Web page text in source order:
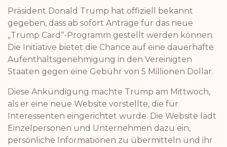
Präsident Donald Trump hat offiziell bekannt
gegeben, dass ab sofort Anträge für das neue
„Trump Card“-Programm gestellt werden können.
Die Initiative bietet die Chance auf eine dauerhafte
Aufenthaltsgenehmigung in den Vereinigten
Staaten gegen eine Gebühr von 5 Millionen Dollar.
Diese Ankündigung machte Trump am Mittwoch,
als er eine neue Website vorstellte, die für
Interessenten eingerichtet wurde. Die Website lädt
Einzelpersonen und Unternehmen dazu ein,
persönliche Informationen zu übermitteln und ihr